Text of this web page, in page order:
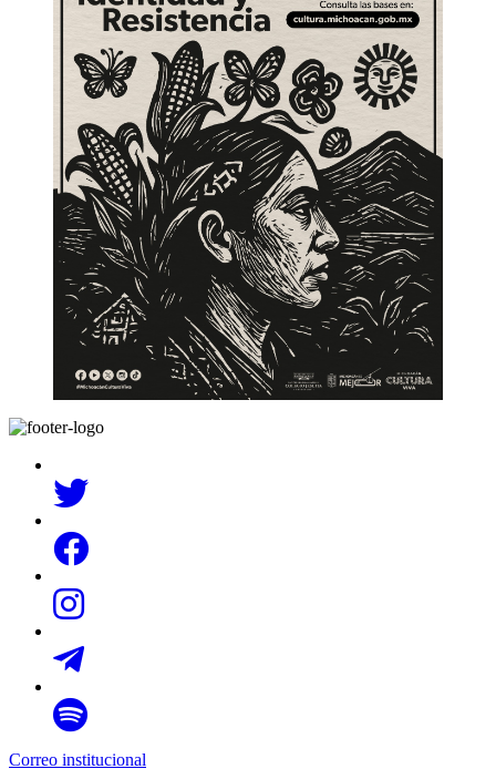
Correo institucional